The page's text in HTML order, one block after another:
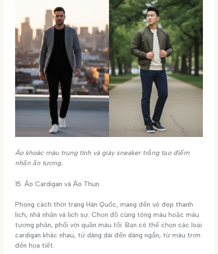
Áo khoác màu trung tính và giày sneaker trắng tạo điểm
nhấn ấn tượng.
15. Áo Cardigan và Áo Thun
Phong cách thời trang Hàn Quốc, mang đến vẻ đẹp thanh
lịch, nhã nhặn và lịch sự. Chọn đồ cùng tông màu hoặc màu
tương phản, phối với quần màu tối. Bạn có thể chọn các loại
cardigan khác nhau, từ dáng dài đến dáng ngắn, từ màu trơn
đến họa tiết.